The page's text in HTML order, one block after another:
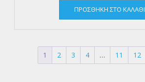
ΠΡΟΣΘΉΚΗ ΣΤΟ ΚΑΛΆΘΙ
1 2 3 4 … 11 12